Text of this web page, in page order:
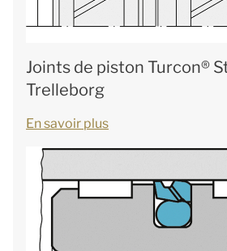
Joints de piston Turcon®
Trelleborg
En savoir plus